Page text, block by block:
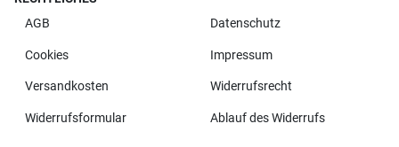
AGB
Datenschutz
Cookies Impressum
Versandkosten Widerrufsrecht
Widerrufsformular Ablauf des Widerrufs